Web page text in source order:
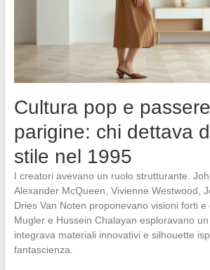
Cultura pop e
parigine: chi dettava
stile nel 1995
I creatori avevano un ruolo strutturante.
Alexander McQueen, Vivienne Westwood,
Dries Van Noten proponevano visioni forti
Mugler e Hussein Chalayan esploravano
integrava materiali innovativi e silhouette
fantascienza.